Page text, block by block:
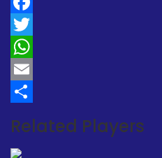
Facebook
Twitter
WhatsApp
Email
Related Players